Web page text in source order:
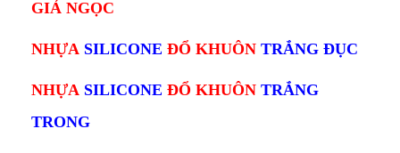
GIẢ NGỌC
NHỰA SILICONE ĐỔ KHUÔN TRẮNG ĐỤC
NHỰA SILICONE ĐỔ KHUÔN TRẮNG
TRONG